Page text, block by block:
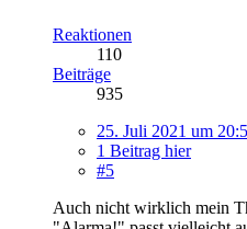
Reaktionen
110
Beiträge
935
25. Juli 2021 um
1 Beitrag hier
#5
Auch nicht wirklich mein